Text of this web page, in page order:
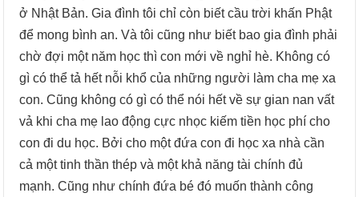
ở Nhật Bản. Gia đình tôi chỉ còn biết cầu trời khấn Phật
để mong bình an. Và tôi cũng như biết bao gia đình phải
chờ đợi một năm học thì con mới về nghỉ hè. Không có
gì có thể tả hết nỗi khổ của những người làm cha mẹ xa
con. Cũng không có gì có thể nói hết về sự gian nan vất
vả khi cha mẹ lao động cực nhọc kiếm tiền học phí cho
con đi du học. Bởi cho một đứa con đi học xa nhà cần
cả một tinh thần thép và một khả năng tài chính đủ
mạnh. Cũng như chính đứa bé đó muốn thành công